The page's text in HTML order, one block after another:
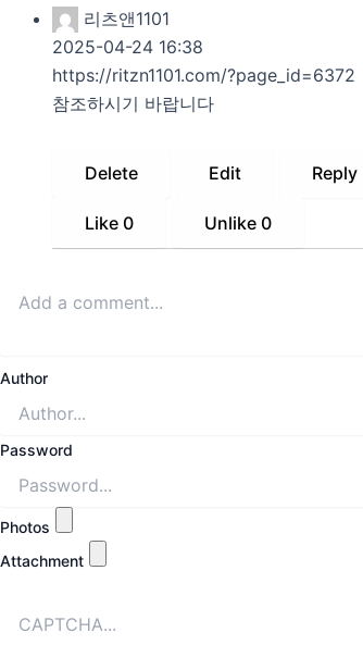
리츠앤1101
2025-04-24 16:38
https://ritzn1101.com/?page_id=6372
참조하시기 바랍니다
Delete Edit Reply
Like 0 Unlike 0
Author
Password
Photos
Attachment